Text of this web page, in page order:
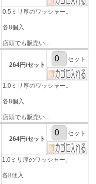
0.5ミリ厚のワッシャー。
各8個入
店頭でも販売い...
264円/セット
セット
1.0ミリ厚のワッシャー。
各8個入
店頭でも販売い...
264円/セット
セット
1.0ミリ厚のワッシャー。
各8個入